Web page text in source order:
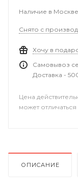
Наличие в Москве
Снято с
Хочу в
Самовывоз
Доставка -
Цена
может
ОПИСАНИЕ